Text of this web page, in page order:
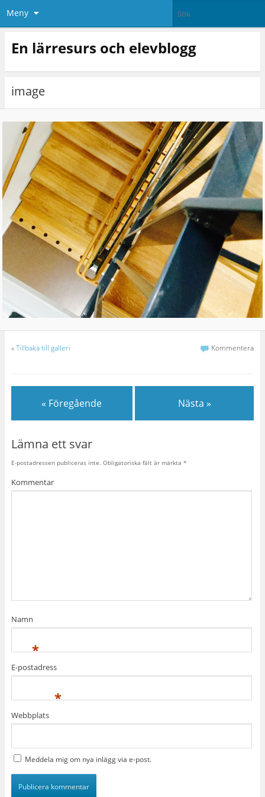
Meny
En lärresurs och elevblogg
image
«Tillbaka till galleri Kommentera
« Föregående Nästa »
Lämna ett svar
E-postadressen publiceras inte. Obligatoriska fält är märkta *
Kommentar
Namn
*
E-postadress
*
Webbplats
Meddela mig om nya inlägg via e-post.